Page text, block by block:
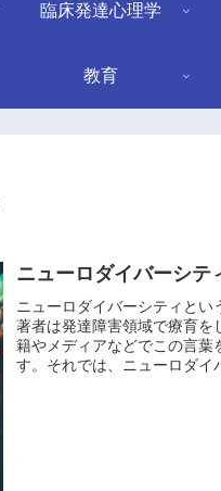
臨床発達心理学
教育
ニューロダイバーシテ
ニューロダイバーシティとい
著者は発達障害領域で療育を
籍やメディアなどでこの言葉
す。それでは、ニューロダイ